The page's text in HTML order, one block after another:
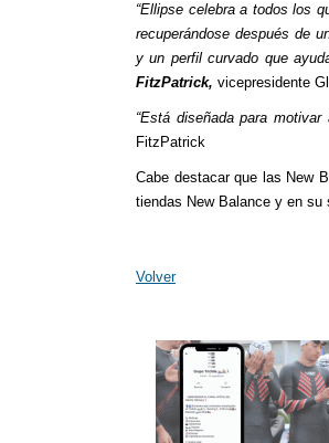
“Ellipse celebra a todos los
recuperándose después de
y un perfil curvado que
FitzPatrick, vicepresidente
“Está diseñada para
FitzPatrick
Cabe destacar que las New
tiendas New Balance y en su
Volver